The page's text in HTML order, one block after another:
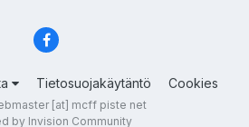
Tietosuojakäytäntö Cookies
[at] mcff piste net
by Invision Community